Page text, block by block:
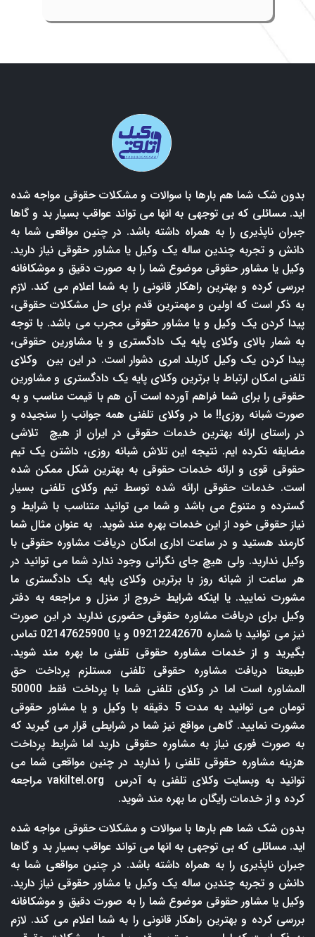
بدون شک شما هم بارها با سوالات و مشکلات حقوقی مواجه شده
اید. مسائلی که بی توجهی به انها می تواند عواقب بسیار بد و گاها
جبران ناپذیری را به همراه داشته باشد. در چنین مواقعی شما به
دانش و تجربه چندین ساله یک وکیل یا مشاور حقوقی نیاز دارید.
وکیل یا مشاور حقوقی موضوع شما را به صورت دقیق و موشکافانه
بررسی کرده و بهترین راهکار قانونی را به شما اعلام می کند. لازم
به ذکر است که اولین و مهمترین قدم برای حل مشکلات حقوقی،
پیدا کردن یک وکیل و یا مشاور حقوقی مجرب می باشد. با توجه
به شمار بالای وکلای پایه یک دادگستری و یا مشاورین حقوقی،
پیدا کردن یک وکیل کاربلد امری دشوار است. در این بین وکلای
تلفنی امکان ارتباط با برترین وکلای پایه یک دادگستری و مشاورین
حقوقی را برای شما فراهم آورده است آن هم با قیمت مناسب و به
صورت شبانه روزی!! ما در وکلای تلفنی همه جوانب را سنجیده و
در راستای ارائه بهترین خدمات حقوقی در ایران از هیچ تلاشی
مضایقه نکرده ایم. نتیجه این تلاش شبانه روزی، داشتن یک تیم
حقوقی قوی و ارائه خدمات حقوقی به بهترین شکل ممکن شده
است. خدمات حقوقی ارائه شده توسط تیم وکلای تلفنی بسیار
گسترده و متنوع می باشد و شما می توانید متناسب با شرایط و
نیاز حقوقی خود از این خدمات بهره مند شوید. به عنوان مثال شما
کارمند هستید و در ساعت اداری امکان دریافت مشاوره حقوقی با
وکیل ندارید. ولی هیچ جای نگرانی وجود ندارد شما می توانید در
هر ساعت از شبانه روز با برترین وکلای پایه یک دادگستری ما
مشورت نمایید. یا اینکه شرایط خروج از منزل و مراجعه به دفتر
وکیل برای دریافت مشاوره حقوقی حضوری ندارید در این صورت
نیز می توانید با شماره 09212242670 و یا 02147625900 تماس
بگیرید و از خدمات مشاوره حقوقی تلفنی ما بهره مند شوید.
طبیعتا دریافت مشاوره حقوقی تلفنی مستلزم پرداخت حق
المشاوره است اما در وکلای تلفنی شما با پرداخت فقط 50000
تومان می توانید به مدت 5 دقیقه با وکیل و یا مشاور حقوقی
مشورت نمایید. گاهی مواقع نیز شما در شرایطی قرار می گیرید که
به صورت فوری نیاز به مشاوره حقوقی دارید اما شرایط پرداخت
هزینه مشاوره حقوقی تلفنی را ندارید در چنین مواقعی شما می
توانید به وبسایت وکلای تلفنی به آدرس
vakiltel.org مراجعه
کرده و از خدمات رایگان ما بهره مند شوید.
بدون شک شما هم بارها با سوالات و مشکلات حقوقی مواجه شده
اید. مسائلی که بی توجهی به انها می تواند عواقب بسیار بد و گاها
جبران ناپذیری را به همراه داشته باشد. در چنین مواقعی شما به
دانش و تجربه چندین ساله یک وکیل یا مشاور حقوقی نیاز دارید.
وکیل یا مشاور حقوقی موضوع شما را به صورت دقیق و موشکافانه
بررسی کرده و بهترین راهکار قانونی را به شما اعلام می کند. لازم